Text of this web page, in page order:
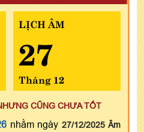
LỊCH ÂM
27
Tháng 12
CŨNG CHƯA TỐT
nhằm ngày 27/12/2025 Âm